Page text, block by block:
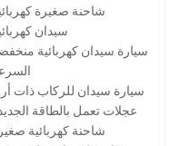
شاحنة صغيرة
سيدان
سيارة سيدان كهربائية
سيارة سيدان للركاب ذات
عجلات تعمل بالطاقة
شاحنة كهربائية